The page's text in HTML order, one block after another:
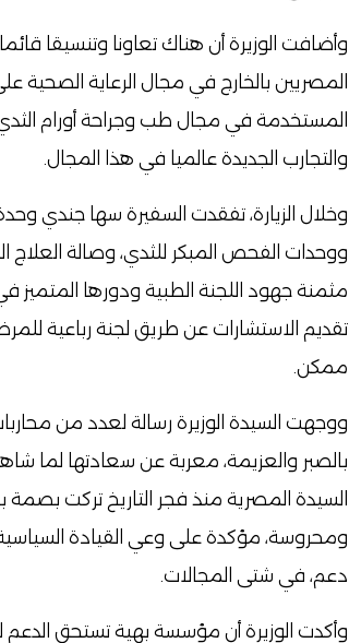
وأضافت الوزيرة أن هناك تعاونا وتنسيقا
المصريين بالخارج في مجال الرعاية الصحية
المستخدمة في مجال طب وجراحة أورام الثدي،
والتجارب الجديدة عالميا في هذا المجال.
وخلال الزيارة، تفقدت السفيرة سها جندي
ووحدات الفحص المبكر للثدي، وصالة العلاج
مثمنة جهود اللجنة الطبية ودورها
تقديم الاستشارات عن طريق لجنة رباعية
ممكن.
ووجهت السيدة الوزيرة رسالة لعدد من
بالصبر والعزيمة، معربة عن سعادتها لما
السيدة المصرية منذ فجر التاريخ تركت بصمة
ومحروسة، مؤكدة على وعي القيادة
دعم، في شتى المجالات.
وأكدت الوزيرة أن مؤسسة بهية تستحق